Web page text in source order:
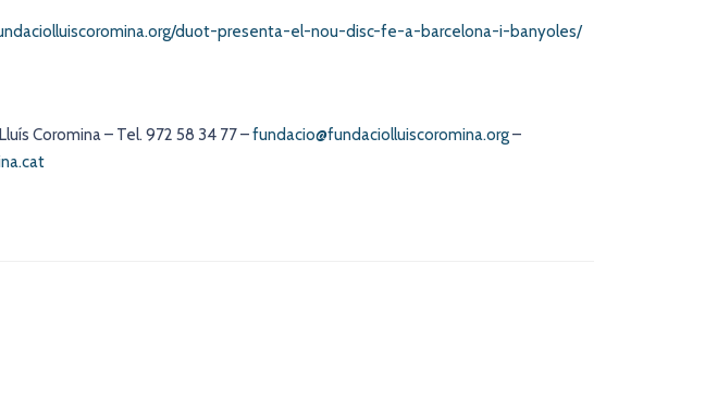
duot-presenta-el-nou-disc-fe-a-barcelona-i-banyoles/
Coromina – Tel. 972 58 34 77 –fundacio@fundaciolluiscoromina.org–